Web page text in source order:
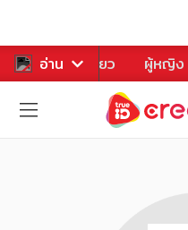
อ่าน
หาร ท่องเที่ยว ผู้หญิง